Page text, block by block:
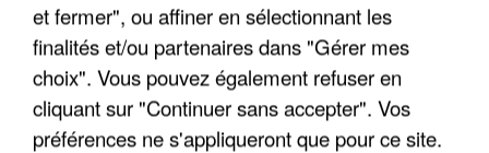
et fermer", ou affiner en sélectionnant les
finalités et/ou partenaires dans "Gérer mes
choix". Vous pouvez également refuser en
cliquant sur "Continuer sans accepter". Vos
préférences ne s'appliqueront que pour ce site.